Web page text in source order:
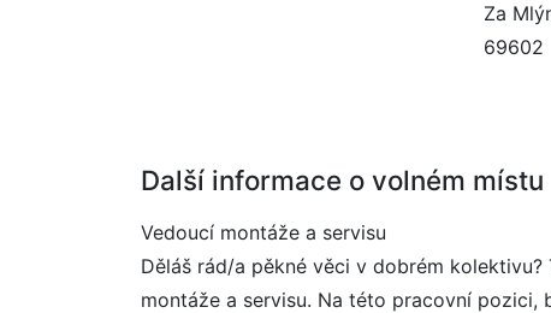
Za
69602
Další informace o volném místu
Vedoucí montáže a servisu
Děláš rád/a pěkné věci v dobrém
montáže a servisu. Na této pracovní